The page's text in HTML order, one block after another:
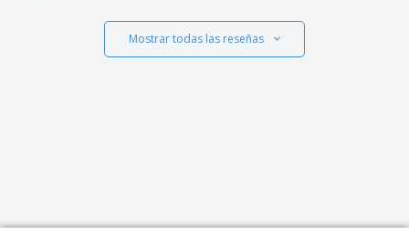
Mostrar todas las reseñas